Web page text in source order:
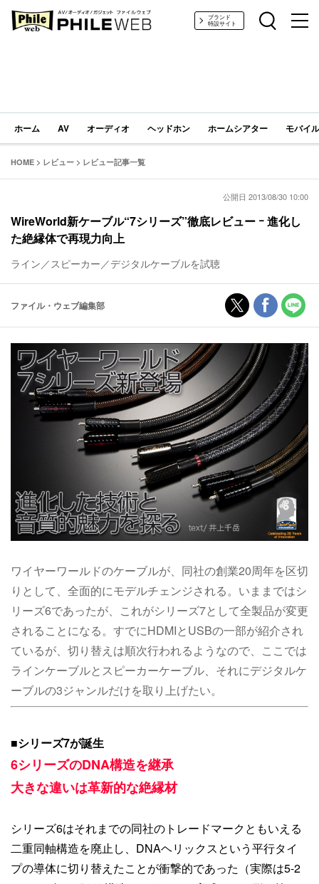
PHILE WEB｜AV/オーディオ/ガジェットブランド
特設サイト
ホーム AV オーディオ ヘッドホン ホームシアター モバイ
HOME > レビュー > レビュー記事一覧
公開日 2013/08/30 10:00
WireWorld新ケーブル“7シリーズ”徹底レビュー ｰ 進化し
た絶縁体で再現力向上
ライン／スピーカー／デジタルケーブルを試聴
ファイル・ウェブ編集部
ワイヤーワールドのケーブルが、同社の創業20周年を区切
りとして、全面的にモデルチェンジされる。いままではシ
リーズ6であったが、これがシリーズ7として全製品が変更
されることになる。すでにHDMIとUSBの一部が紹介され
ているが、切り替えは順次行われるようなので、ここでは
ラインケーブルとスピーカーケーブル、それにデジタルケ
ーブルの3ジャンルだけを取り上げたい。
■シリーズ7が誕生
6シリーズのDNA構造を継承
大きな違いは革新的な絶縁材
シリーズ6はそれまでの同社のトレードマークともいえる
二重同軸構造を廃止し、DNAヘリックスという平行タイ
プの導体に切り替えたことが衝撃的であった（実際は5-2